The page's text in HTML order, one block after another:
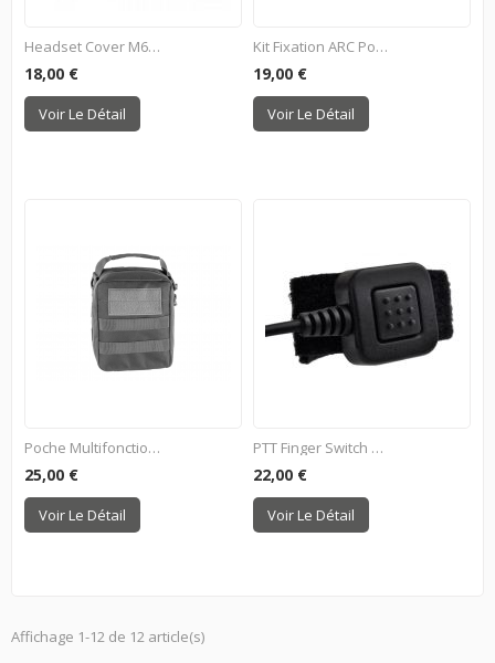
Headset Cover M61 - Dark Earth
18,00 €
Voir Le Détail
Kit Fixation ARC Pour Casque
19,00 €
Voir Le Détail
Poche Multifonction Pour...
25,00 €
Voir Le Détail
PTT Finger Switch M50 - Noir
22,00 €
Voir Le Détail
Affichage 1-12 de 12 article(s)